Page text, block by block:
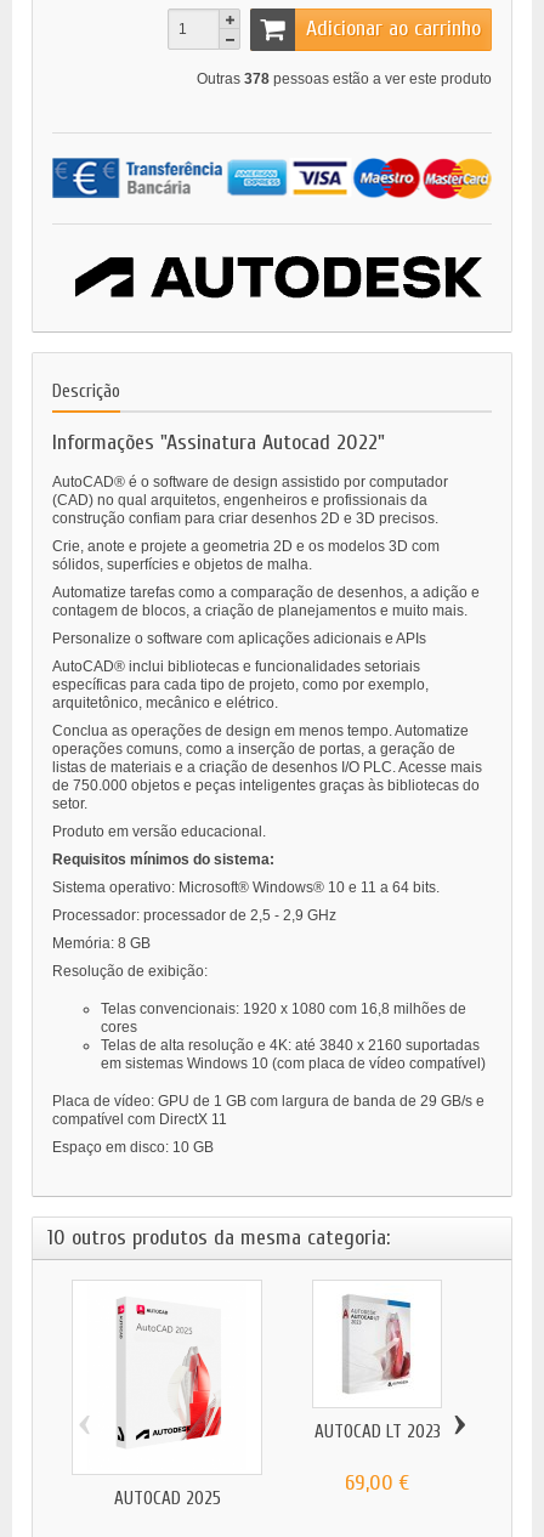
Adicionar ao carrinho
Outras 378 pessoas estão a ver este produto
Descrição
Informações "Assinatura Autocad 2022"
AutoCAD® é o software de design assistido por computador
(CAD) no qual arquitetos, engenheiros e profissionais da
construção confiam para criar desenhos 2D e 3D precisos.
Crie, anote e projete a geometria 2D e os modelos 3D com
sólidos, superfícies e objetos de malha.
Automatize tarefas como a comparação de desenhos, a adição e
contagem de blocos, a criação de planejamentos e muito mais.
Personalize o software com aplicações adicionais e APIs
AutoCAD® inclui bibliotecas e funcionalidades setoriais
específicas para cada tipo de projeto, como por exemplo,
arquitetônico, mecânico e elétrico.
Conclua as operações de design em menos tempo. Automatize
operações comuns, como a inserção de portas, a geração de
listas de materiais e a criação de desenhos I/O PLC. Acesse mais
de 750.000 objetos e peças inteligentes graças às bibliotecas do
setor.
Produto em versão educacional.
Requisitos mínimos do sistema:
Sistema operativo: Microsoft® Windows® 10 e 11 a 64 bits.
Processador: processador de 2,5 - 2,9 GHz
Memória: 8 GB
Resolução de exibição:
Telas convencionais: 1920 x 1080 com 16,8 milhões de
cores
Telas de alta resolução e 4K: até 3840 x 2160 suportadas
em sistemas Windows 10 (com placa de vídeo compatível)
Placa de vídeo: GPU de 1 GB com largura de banda de 29 GB/s e
compatível com DirectX 11
Espaço em disco: 10 GB
10 outros produtos da mesma categoria:
AUTOCAD 2025
AUTOCAD LT 2023
69,00 €
‹ ›